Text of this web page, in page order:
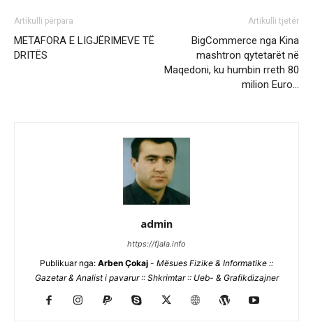
Artikulli përpara
METAFORA E LIGJËRIMEVE TË
DRITËS
Artikulli tjetër
BigCommerce nga Kina
mashtron qytetarët në
Maqedoni, ku humbin rreth 80
milion Euro…
admin
https://fjala.info
Publikuar nga: Arben Çokaj - Mësues Fizike & Informatike ::
Gazetar & Analist i pavarur :: Shkrimtar :: Ueb- & Grafikdizajner